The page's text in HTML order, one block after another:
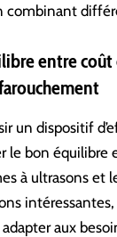
combinant
entre
un dispositif
le bon équilibre
à ultrasons et
aux